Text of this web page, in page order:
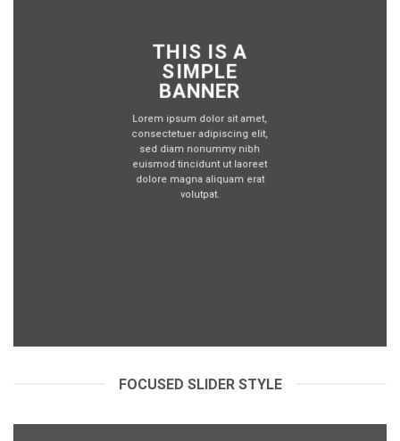
THIS IS A
SIMPLE
BANNER
Lorem ipsum dolor sit amet,
consectetuer adipiscing elit,
sed diam nonummy nibh
euismod tincidunt ut laoreet
dolore magna aliquam erat
volutpat.
FOCUSED SLIDER STYLE